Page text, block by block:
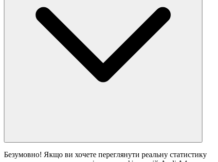
Безумовно! Якщо ви хочете переглянути реальну статистику